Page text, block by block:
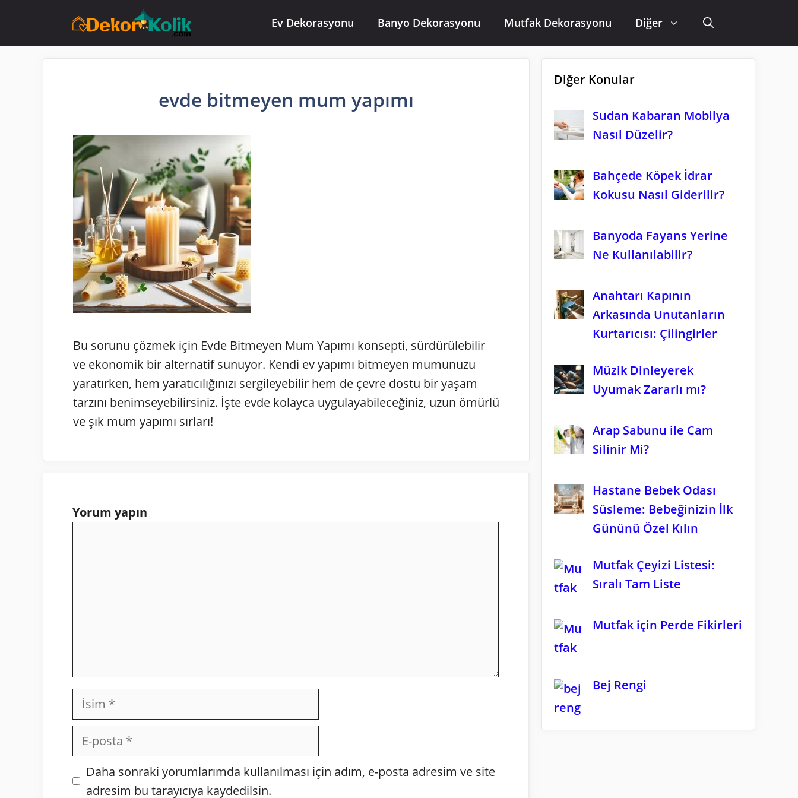
Ev Dekorasyonu Banyo Dekorasyonu Mutfak Dekorasyonu Diğer
evde bitmeyen mum yapımı
Bu sorunu çözmek için Evde Bitmeyen Mum Yapımı konsepti, sürdürülebilir
ve ekonomik bir alternatif sunuyor. Kendi ev yapımı bitmeyen mumunuzu
yaratırken, hem yaratıcılığınızı sergileyebilir hem de çevre dostu bir yaşam
tarzını benimseyebilirsiniz. İşte evde kolayca uygulayabileceğiniz, uzun ömürlü
ve şık mum yapımı sırları!
Yorum yapın
İsim
posta
İnternet
sitesi
Daha sonraki yorumlarımda kullanılması için adım, e-posta adresim ve site
adresim bu tarayıcıya kaydedilsin.
Diğer Konular
Sudan Kabaran Mobilya
Nasıl Düzelir?
Bahçede Köpek İdrar
Kokusu Nasıl Giderilir?
Banyoda Fayans Yerine
Ne Kullanılabilir?
Anahtarı Kapının
Arkasında Unutanların
Kurtarıcısı: Çilingirler
Müzik Dinleyerek
Uyumak Zararlı mı?
Arap Sabunu ile Cam
Silinir Mi?
Hastane Bebek Odası
Süsleme: Bebeğinizin İlk
Gününü Özel Kılın
Mutfak Çeyizi Listesi:
Sıralı Tam Liste
Mutfak için Perde Fikirleri
Bej Rengi